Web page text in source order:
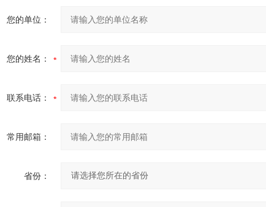
您的单位：
您的姓名：
联系电话：
常用邮箱：
省份：